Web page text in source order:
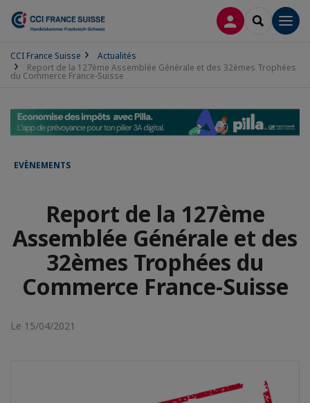
CONNEXION
CCI France Suisse
Actualités
Report de la 127ème Assemblée Générale et des 32èmes Trophées
du Commerce France-Suisse
EVÈNEMENTS
Report de la 127ème
Assemblée Générale et des
32èmes Trophées du
Commerce France-Suisse
Le 15/04/2021